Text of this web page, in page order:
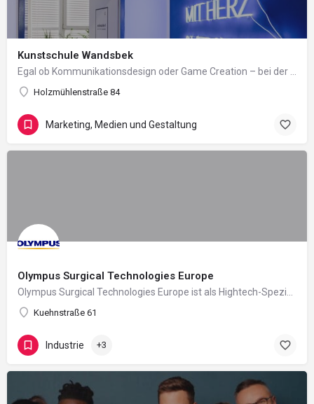
Kunstschule Wandsbek
Holzmühlenstraße 84
Marketing, Medien und Gestaltung
Olympus Surgical Technologies Europe
Kuehnstraße 61
Industrie +3